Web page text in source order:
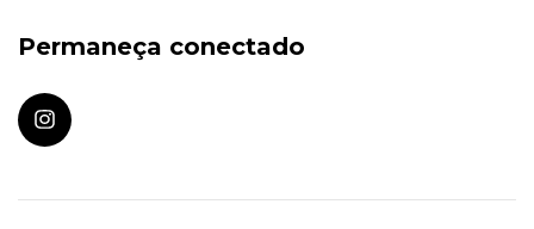
Permaneça conectado